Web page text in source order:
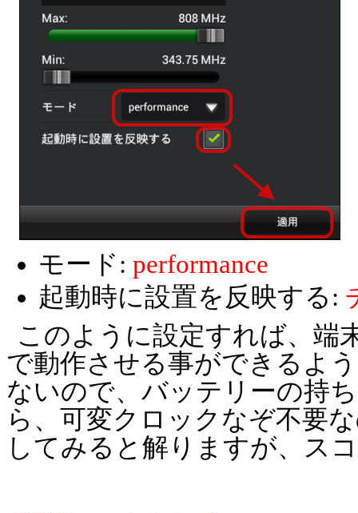
モード: performance
起動時に設置を反映する:
このように設定すれば、端
で動作させる事ができるよ
ないので、バッテリーの持
ら、可変クロックなぞ不要
してみると解りますが、ス